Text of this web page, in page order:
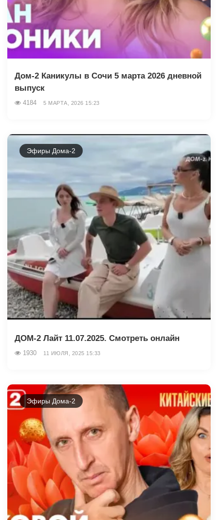
Дом-2 Каникулы в Сочи 5 марта 2026 дневной
выпуск
4184 5 МАРТА, 2026 15:23
Эфиры Дома-2
ДОМ-2 Лайт 11.07.2025. Смотреть онлайн
1930 11 ИЮЛЯ, 2025 15:33
Эфиры Дома-2